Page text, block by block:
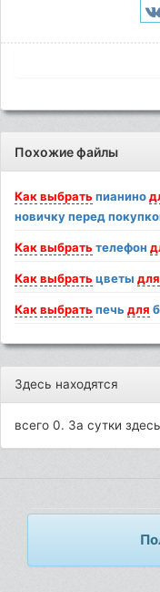
Похожие файлы
Как выбрать пианино
новичку перед
Как выбрать телефон
Как выбрать цветыдля
Как выбрать печьдля
Здесь находятся
всего 0. За сутки